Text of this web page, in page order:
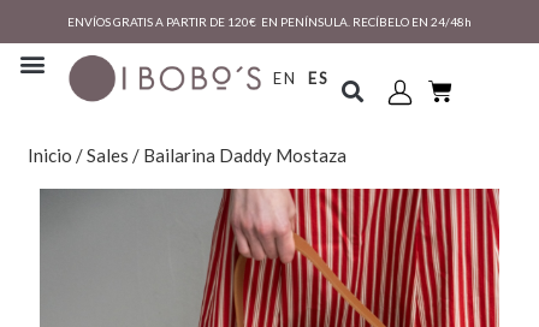
ENVÍOS GRATIS A PARTIR DE 120€ EN PENÍNSULA. RECÍBELO EN 24/48h
EN ES
Inicio /Sales / Bailarina Daddy Mostaza